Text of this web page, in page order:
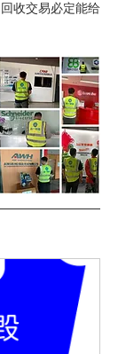
收交易必定能给